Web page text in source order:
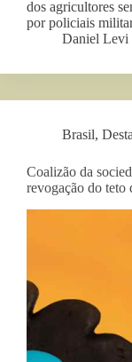
dos agricultores
por policiais
Daniel Levi
Brasil,
Coalizão da
revogação do teto